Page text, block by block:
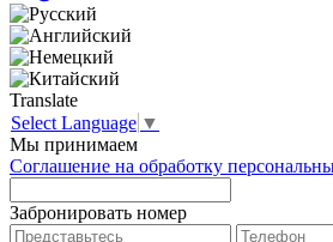
Translate
Select Language ▼
Мы принимаем
Соглашение на обработку
Забронировать номер